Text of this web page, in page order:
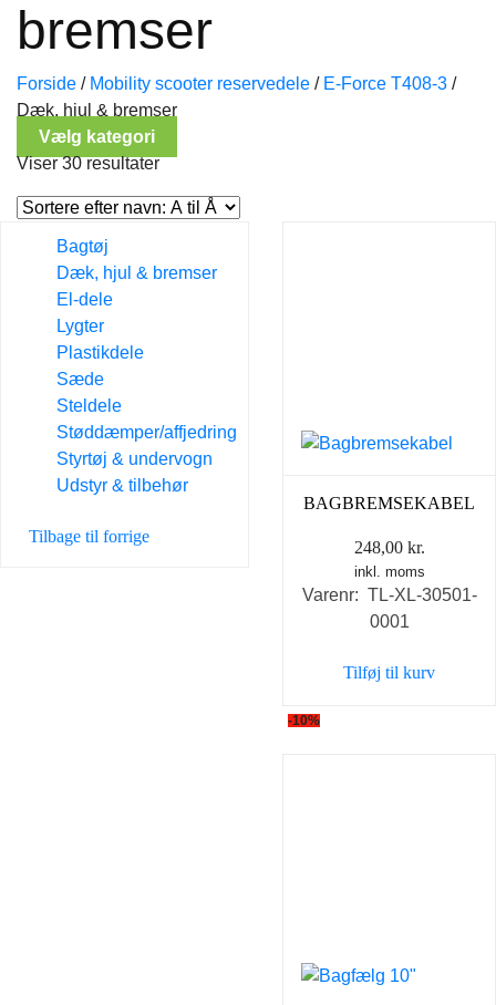
bremser
Forside / Mobility scooter reservedele / E-Force T408-3 /
Dæk, hjul & bremser
Vælg kategori
Viser 30 resultater
Bagtøj
Dæk, hjul & bremser
El-dele
Lygter
Plastikdele
Sæde
Steldele
Støddæmper/affjedring
Styrtøj & undervogn
Udstyr & tilbehør
Tilbage til forrige
BAGBREMSEKABEL
248,00 kr.
inkl. moms
Varenr: TL-XL-30501-
0001
Tilføj til kurv
-10%